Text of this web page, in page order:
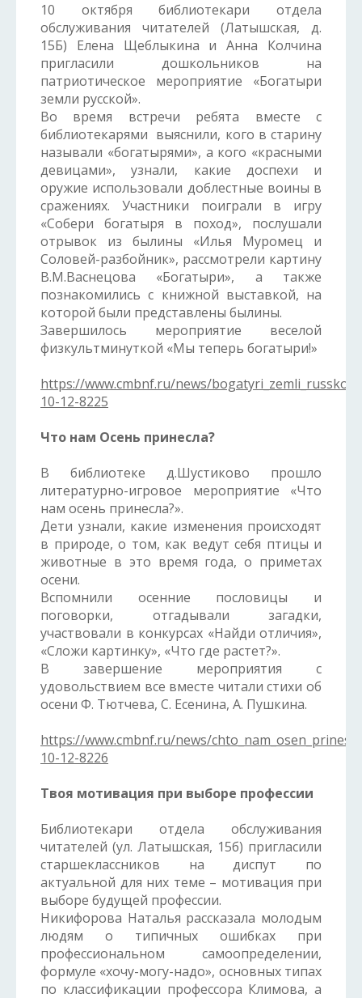
10 октября библиотекари отдела
обслуживания читателей (Латышская, д.
15Б) Елена Щеблыкина и Анна Колчина
пригласили дошкольников на
патриотическое мероприятие «Богатыри
земли русской».
Во время встречи ребята вместе с
библиотекарями выяснили, кого в старину
называли «богатырями», а кого «красными
девицами», узнали, какие доспехи и
оружие использовали доблестные воины в
сражениях. Участники поиграли в игру
«Собери богатыря в поход», послушали
отрывок из былины «Илья Муромец и
Соловей-разбойник», рассмотрели картину
В.М.Васнецова «Богатыри», а также
познакомились с книжной выставкой, на
которой были представлены былины.
Завершилось мероприятие веселой
физкультминуткой «Мы теперь богатыри!»
https://www.cmbnf.ru/news/bogatyri_zemli_russkoj/
10-12-8225
Что нам Осень принесла?
В библиотеке д.Шустиково прошло
литературно-игровое мероприятие «Что
нам осень принесла?».
Дети узнали, какие изменения происходят
в природе, о том, как ведут себя птицы и
животные в это время года, о приметах
осени.
Вспомнили осенние пословицы и
поговорки, отгадывали загадки,
участвовали в конкурсах «Найди отличия»,
«Сложи картинку», «Что где растет?».
В завершение мероприятия с
удовольствием все вместе читали стихи об
осени Ф. Тютчева, С. Есенина, А. Пушкина.
https://www.cmbnf.ru/news/
10-12-8226
Твоя мотивация при выборе профессии
Библиотекари отдела обслуживания
читателей (ул. Латышская, 15б) пригласили
старшеклассников на диспут по
актуальной для них теме – мотивация при
выборе будущей профессии.
Никифорова Наталья рассказала молодым
людям о типичных ошибках при
профессиональном самоопределении,
формуле «хочу-могу-надо», основных типах
по классификации профессора Климова, а